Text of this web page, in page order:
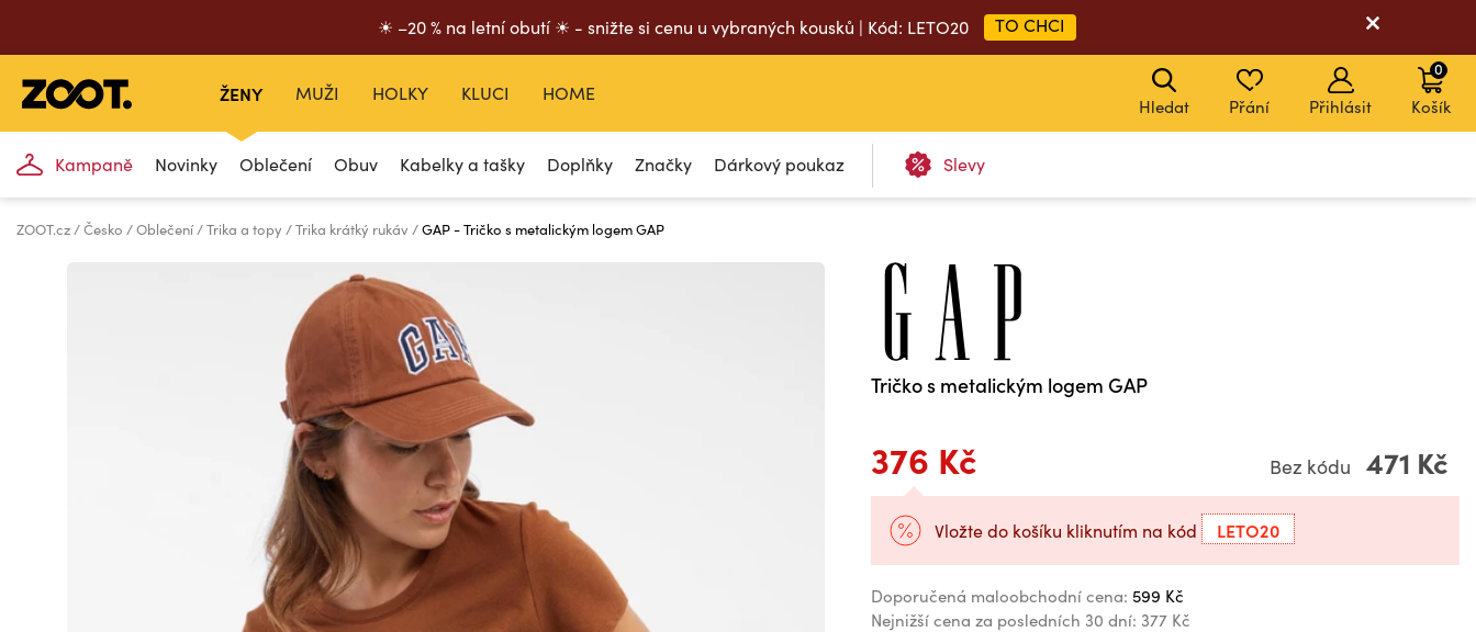
☀ –20 % na letní obutí ☀ - snižte si cenu u vybraných kousků | Kód: LETO20 TO CHCI
ŽENY
Kampaně Novinky Oblečení Obuv Kabelky a tašky Doplňky Značky Dárkový poukaz Slevy
MUŽI HOLKY KLUCI HOME
Hledat Přání Přihlásit Košík
0
ZOOT.cz Česko Oblečení Trika a topy Trika krátký rukáv GAP - Tričko s metalickým logem GAP
Tričko s metalickým logem GAP
376 Kč Bez kódu 471 Kč
Vložte do košíku kliknutím na kód LETO20
Doporučená maloobchodní cena: 599 Kč
Nejnižší cena za posledních 30 dní: 377 Kč